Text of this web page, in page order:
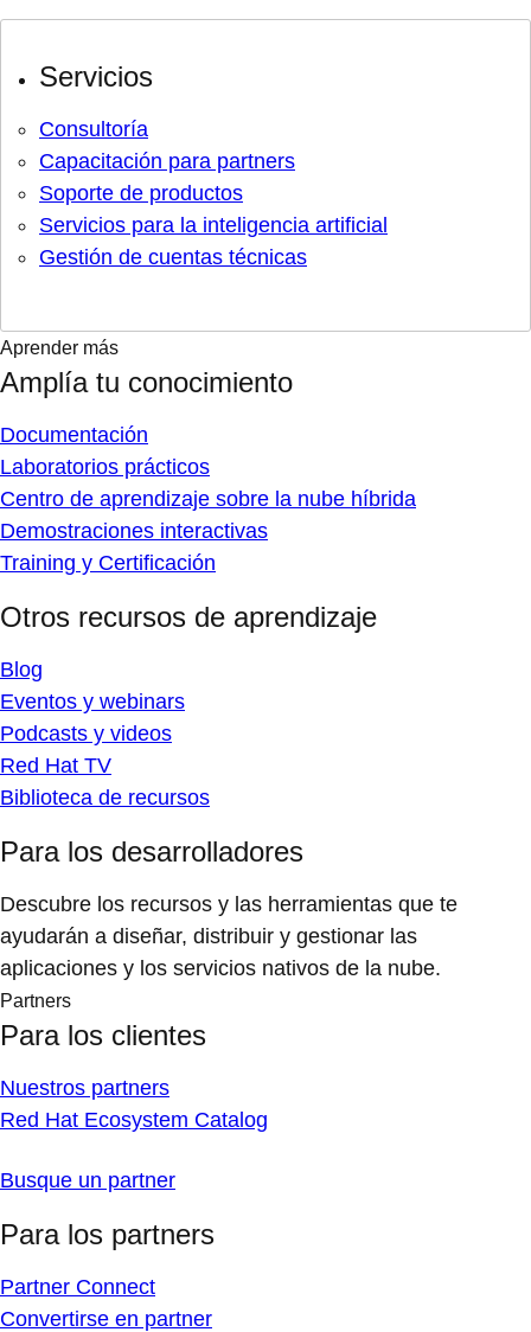
Servicios
Consultoría
Capacitación para partners
Soporte de productos
Servicios para la inteligencia artificial
Gestión de cuentas técnicas
Aprender más
Amplía tu conocimiento
Documentación
Laboratorios prácticos
Centro de aprendizaje sobre la nube híbrida
Demostraciones interactivas
Training y Certificación
Otros recursos de aprendizaje
Blog
Eventos y webinars
Podcasts y videos
Red Hat TV
Biblioteca de recursos
Para los desarrolladores
Descubre los recursos y las herramientas que te
ayudarán a diseñar, distribuir y gestionar las
aplicaciones y los servicios nativos de la nube.
Partners
Para los clientes
Nuestros partners
Red Hat Ecosystem Catalog
Busque un partner
Para los partners
Partner Connect
Convertirse en partner